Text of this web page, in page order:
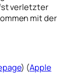
verletzter
mit der
) (Apple